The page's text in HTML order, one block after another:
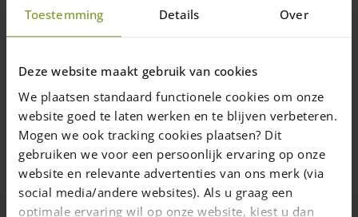
Toestemming Details Over
Deze website maakt gebruik van cookies
We plaatsen standaard functionele cookies om onze
website goed te laten werken en te blijven verbeteren.
Mogen we ook tracking cookies plaatsen? Dit
gebruiken we voor een persoonlijk ervaring op onze
website en relevante advertenties van ons merk (via
social media/andere websites). Als u graag een
optimale ervaring wil op onze website, kiest u dan
Maille 15 cm
Version lourde
262,00€
Livraison dans un délai de 10
Ajouter au panier
jardins et les potagers
par 5 mètres
Livraison dans un délai de 10
Choix des options
This
product
has
multiple